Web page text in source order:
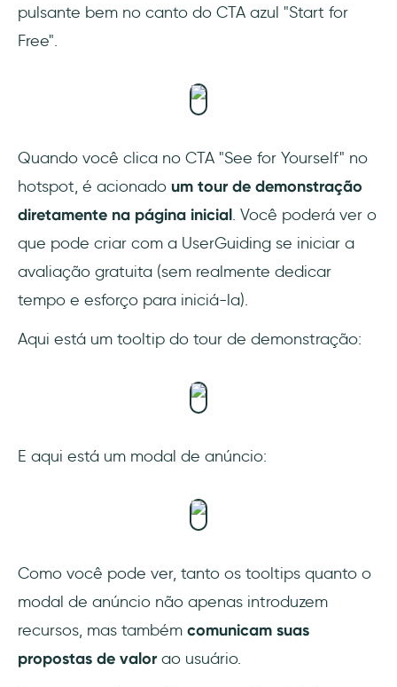
pulsante bem no canto do CTA azul "Start for
Free".
Quando você clica no CTA "See for Yourself" no
hotspot, é acionado um tour de demonstração
diretamente na página inicial. Você poderá ver o
que pode criar com a UserGuiding se iniciar a
avaliação gratuita (sem realmente dedicar
tempo e esforço para iniciá-la).
Aqui está um tooltip do tour de demonstração:
E aqui está um modal de anúncio:
Como você pode ver, tanto os tooltips quanto o
modal de anúncio não apenas introduzem
recursos, mas também comunicam suas
propostas de valorao usuário.